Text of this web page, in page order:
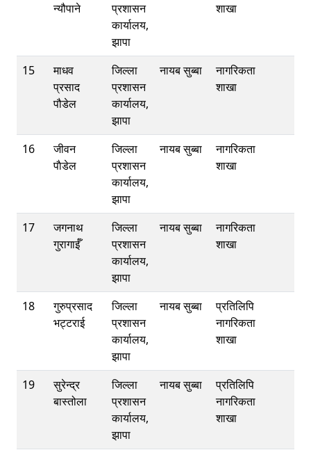
न्यौपाने
प्रशासन
कार्यालय,
झापा
शाखा
15
माधव
प्रसाद
पौडेल
जिल्ला
प्रशासन
कार्यालय,
झापा
नायब सुब्बा
नागरिकता
शाखा
16
जीवन
पाैडेल
जिल्ला
प्रशासन
कार्यालय,
झापा
नायब सुब्बा
नागरिकता
शाखा
17
जगनाथ
गुरागाईँ
जिल्ला
प्रशासन
कार्यालय,
झापा
नायब सुब्बा
नागरिकता
शाखा
18
गुरुप्रसाद
भट्टराई
जिल्ला
प्रशासन
कार्यालय,
झापा
नायब सुब्बा
प्रतिलिपि
नागरिकता
शाखा
19
सुरेन्द्र
बास्तोला
जिल्ला
प्रशासन
कार्यालय,
झापा
नायब सुब्बा
प्रतिलिपि
नागरिकता
शाखा